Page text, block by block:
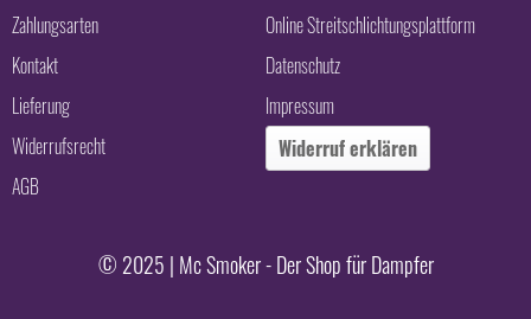
Zahlungsarten
Kontakt
Lieferung
Widerrufsrecht
AGB
Online Streitschlichtungsplattform
Datenschutz
Impressum
Widerruf erklären
© 2025 | Mc Smoker - Der Shop für Dampfer